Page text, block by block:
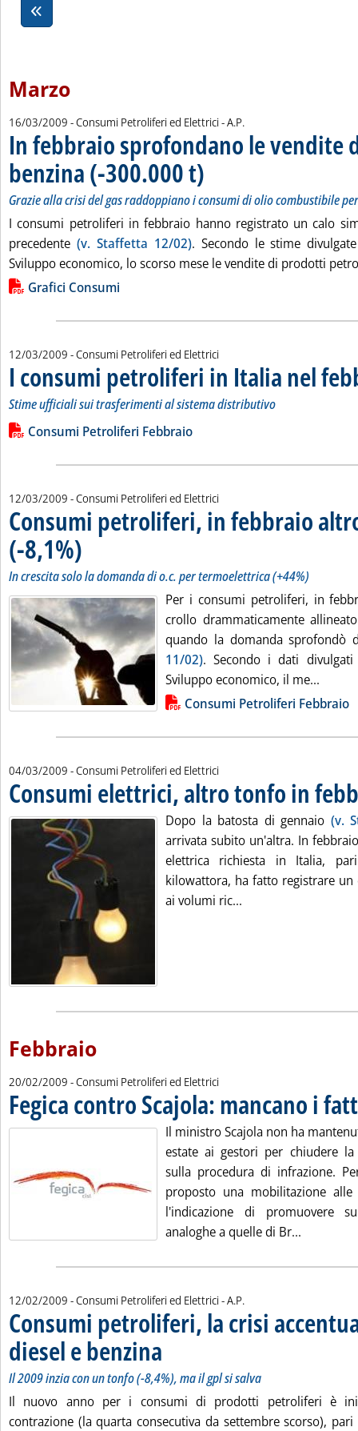
Marzo
16/03/2009 - Consumi Petroliferi ed Elettrici -di:
A.P.
In febbraio sprofondano le vendite
benzina (-300.000 t)
Grazie alla crisi del gas raddoppiano i consumi di olio combustibile
I consumi petroliferi in febbraio hanno registrato un calo
precedente (v. Staffetta 12/02). Secondo le stime
Sviluppo economico, lo scorso mese le vendite di prodotti
Lista allegati PDF alla notizia
Grafici Consumi
12/03/2009 - Consumi Petroliferi ed Elettrici
I consumi petroliferi in Italia nel
Stime ufficiali sui trasferimenti al sistema distributivo
Leggi tutta la notizia: 'I consumi petroliferi in Italia nel
Lista allegati PDF alla notizia
Consumi Petroliferi Febbraio
12/03/2009 - Consumi Petroliferi ed Elettrici
Consumi petroliferi, in febbraio
(-8,1%) . Sottotitolo: In crescita solo la domanda di o.c. per termoelettrica
. Pubblicata giovedì 12 marzo 2009 alle 17.6.
In crescita solo la domanda di o.c. per termoelettrica (+44%)
Per i consumi petroliferi, in
crollo drammaticamente
quando la domanda sprofondò
11/02). Secondo i dati
Sviluppo economico, il me...
Lista allegati PDF alla notiziaConsumi Petroliferi Febbraio
04/03/2009 - Consumi Petroliferi ed Elettrici
Consumi elettrici, altro tonfo in
Dopo la batosta di gennaio (v.
arrivata subito un'altra. In
elettrica richiesta in Italia,
kilowattora, ha fatto registrare
ai volumi ric...
Febbraio
20/02/2009 - Consumi Petroliferi ed Elettrici
Fegica contro Scajola: mancano i
Il ministro Scajola non ha
estate ai gestori per chiudere
sulla procedura di infrazione.
proposto una mobilitazione
l'indicazione di promuovere
analoghe a quelle di Br...
12/02/2009 - Consumi Petroliferi ed Elettrici -di:
A.P.
Consumi petroliferi, la crisi
diesel e benzina
Il 2009 inzia con un tonfo (-8,4%), ma il gpl si salva
Il nuovo anno per i consumi di prodotti petroliferi è
contrazione (la quarta consecutiva da settembre scorso),